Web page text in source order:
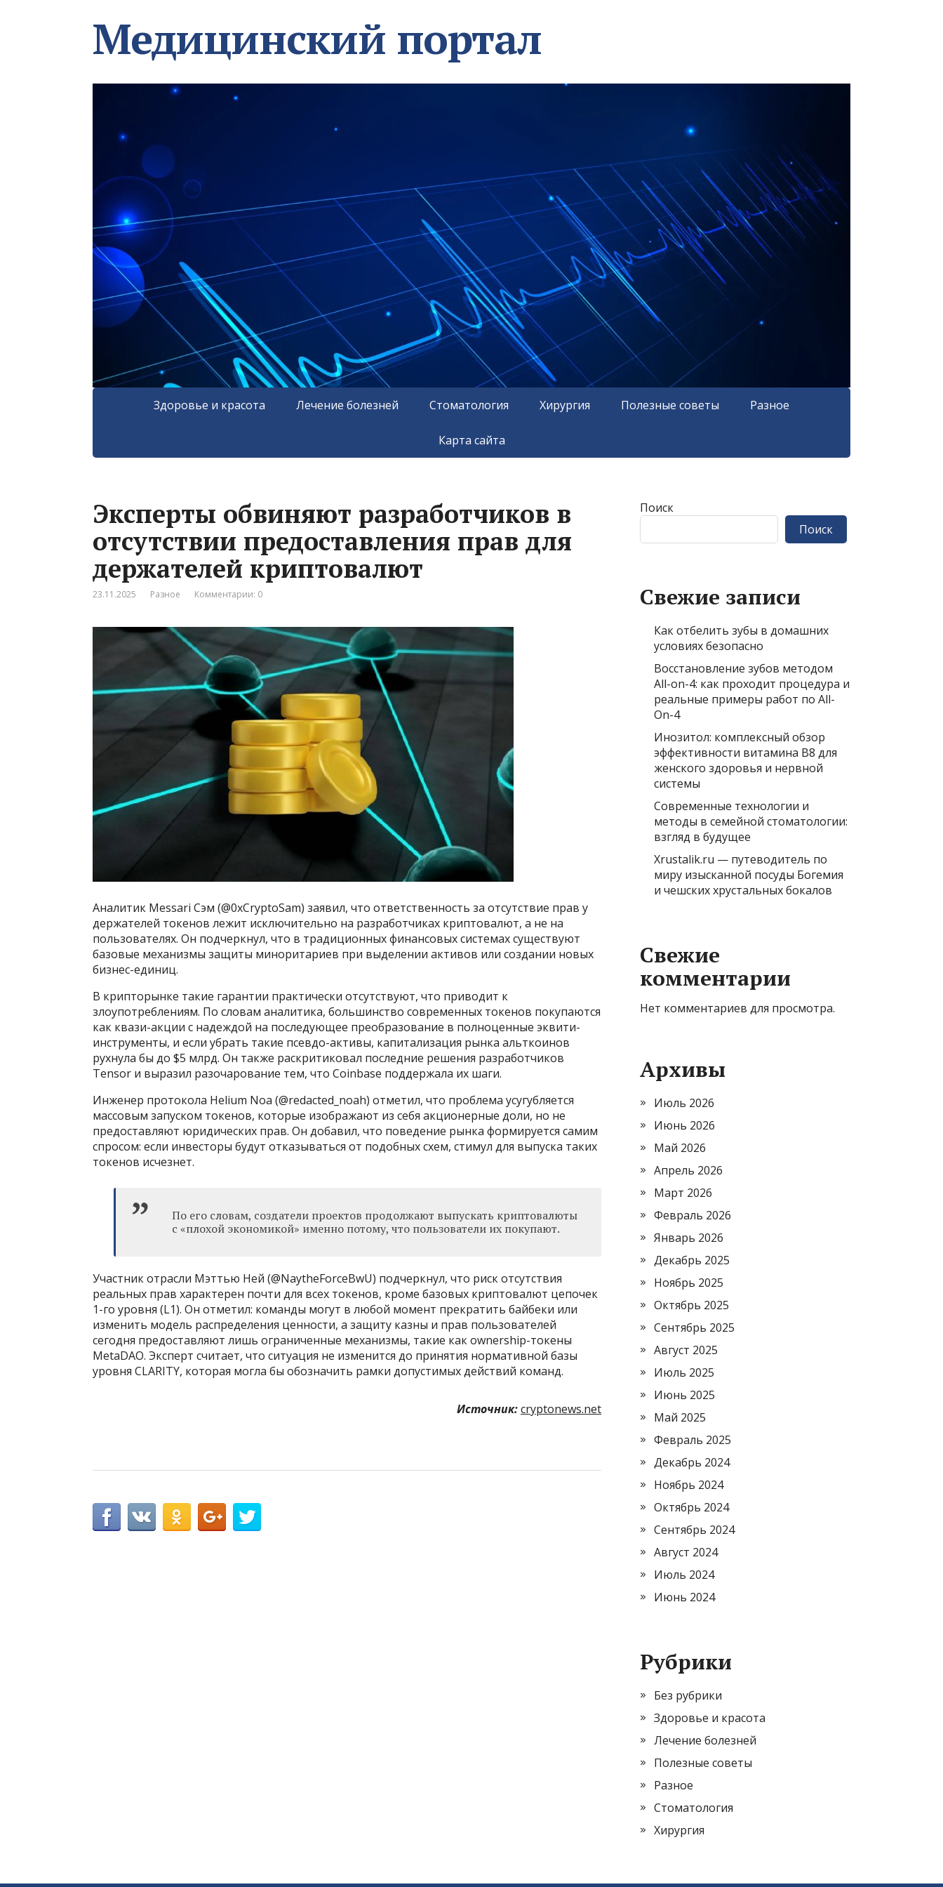
Медицинский портал
Здоровье и красота Лечение болезней Стоматология Хирургия Полезные советы Разное
Карта сайта
Эксперты обвиняют разработчиков в
отсутствии предоставления прав для
держателей криптовалют
23.11.2025 Разное Комментарии: 0
Аналитик Messari Сэм (@0xCryptoSam) заявил, что ответственность за отсутствие прав у
держателей токенов лежит исключительно на разработчиках криптовалют, а не на
пользователях. Он подчеркнул, что в традиционных финансовых системах существуют
базовые механизмы защиты миноритариев при выделении активов или создании новых
бизнес-единиц.
В крипторынке такие гарантии практически отсутствуют, что приводит к
злоупотреблениям. По словам аналитика, большинство современных токенов покупаются
как квази-акции с надеждой на последующее преобразование в полноценные эквити-
инструменты, и если убрать такие псевдо-активы, капитализация рынка альткоинов
рухнула бы до $5 млрд. Он также раскритиковал последние решения разработчиков
Tensor и выразил разочарование тем, что Coinbase поддержала их шаги.
Инженер протокола Helium Nоа (@redacted_noah) отметил, что проблема усугубляется
массовым запуском токенов, которые изображают из себя акционерные доли, но не
предоставляют юридических прав. Он добавил, что поведение рынка формируется самим
спросом: если инвесторы будут отказываться от подобных схем, стимул для выпуска таких
токенов исчезнет.
По его словам, создатели проектов продолжают выпускать криптовалюты
с «плохой экономикой» именно потому, что пользователи их покупают.
Участник отрасли Мэттью Ней (@NaytheForceBwU) подчеркнул, что риск отсутствия
реальных прав характерен почти для всех токенов, кроме базовых криптовалют цепочек
1-го уровня (L1). Он отметил: команды могут в любой момент прекратить байбеки или
изменить модель распределения ценности, а защиту казны и прав пользователей
сегодня предоставляют лишь ограниченные механизмы, такие как ownership-токены
MetaDAO. Эксперт считает, что ситуация не изменится до принятия нормативной базы
уровня CLARITY, которая могла бы обозначить рамки допустимых действий команд.
Источник:cryptonews.net
Поиск
Поиск
Свежие записи
Как отбелить зубы в домашних
условиях безопасно
Восстановление зубов методом
All-on-4: как проходит процедура и
реальные примеры работ по All-
On-4
Инозитол: комплексный обзор
эффективности витамина B8 для
женского здоровья и нервной
системы
Современные технологии и
методы в семейной стоматологии:
взгляд в будущее
Xrustalik.ru — путеводитель по
миру изысканной посуды Богемия
и чешских хрустальных бокалов
Свежие
комментарии
Нет комментариев для просмотра.
Архивы
Июль 2026
Июнь 2026
Май 2026
Апрель 2026
Март 2026
Февраль 2026
Январь 2026
Декабрь 2025
Ноябрь 2025
Октябрь 2025
Сентябрь 2025
Август 2025
Июль 2025
Июнь 2025
Май 2025
Февраль 2025
Декабрь 2024
Ноябрь 2024
Октябрь 2024
Сентябрь 2024
Август 2024
Июль 2024
Июнь 2024
Рубрики
Без рубрики
Здоровье и красота
Лечение болезней
Полезные советы
Разное
Стоматология
Хирургия